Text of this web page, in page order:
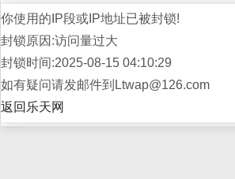
你使用的IP段或IP地址已被封锁!
封锁原因:访问量过大
封锁时间:2025-08-15 04:10:29
如有疑问请发邮件到Ltwap@126.com
返回乐天网